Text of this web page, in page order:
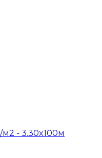
м2 - 3.30x100м